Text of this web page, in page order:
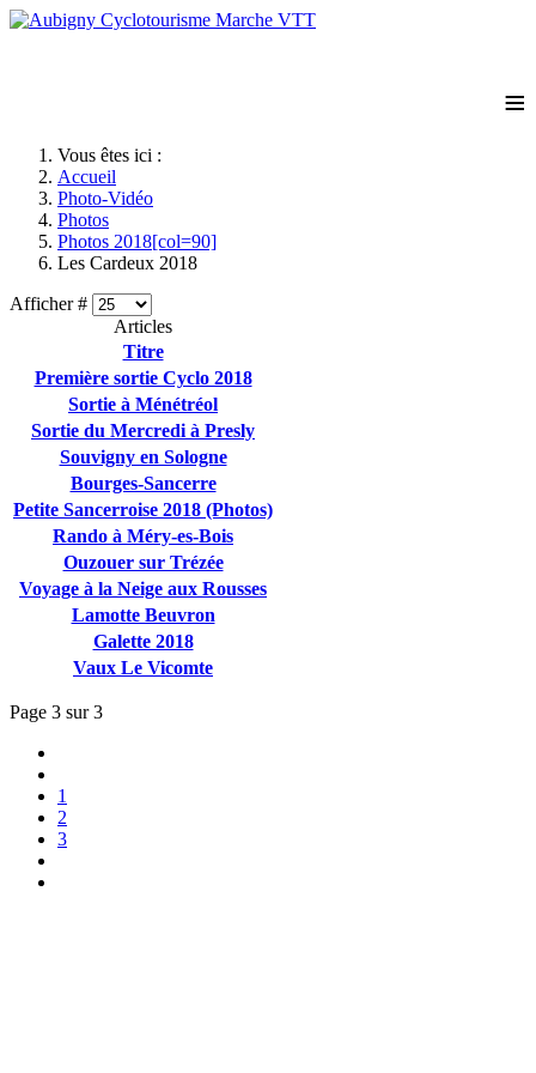
≡
Vous êtes ici :
Accueil
Photo-Vidéo
Photos
Photos 2018[col=90]
Les Cardeux 2018
Afficher #
Articles
Titre
Première sortie Cyclo 2018
Sortie à Ménétréol
Sortie du Mercredi à Presly
Souvigny en Sologne
Bourges-Sancerre
Petite Sancerroise 2018 (Photos)
Rando à Méry-es-Bois
Ouzouer sur Trézée
Voyage à la Neige aux Rousses
Lamotte Beuvron
Galette 2018
Vaux Le Vicomte
Page 3 sur 3
1
2
3